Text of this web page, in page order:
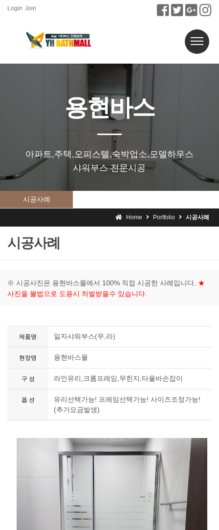
Login Join
용현바스
아파트,주택,오피스텔,숙박업소,모델하우스
샤워부스 전문시공
시공사례
Home Portfolio 시공사례
시공사례
※ 시공사진은 용현바스몰에서 100% 직접 시공한 사례입니다. ★
사진을 불법으로 도용시 처벌받을수 있습니다.
제품명 일자샤워부스(무,라)
현장명 용현바스몰
구 성 라인유리,크롬프레임,무힌지,타올바손잡이
옵 션
유리선택가능! 프레임선택가능! 사이즈조정가능!
(추가요금발생)